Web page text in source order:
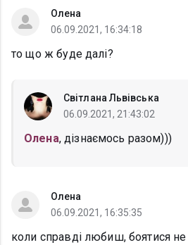
Олена
06.09.2021, 16:34:18
то що ж буде далі?
Світлана Львівська
06.09.2021, 21:43:02
Олена, дізнаємось разом)))
Олена
06.09.2021, 16:35:35
коли справді любиш, боятися не